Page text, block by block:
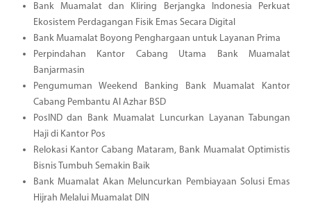
Bank Muamalat dan Kliring Berjangka Indonesia Perkuat
Ekosistem Perdagangan Fisik Emas Secara Digital
Bank Muamalat Boyong Penghargaan untuk Layanan Prima
Perpindahan Kantor Cabang Utama Bank Muamalat
Banjarmasin
Pengumuman Weekend Banking Bank Muamalat Kantor
Cabang Pembantu Al Azhar BSD
PosIND dan Bank Muamalat Luncurkan Layanan Tabungan
Haji di Kantor Pos
Relokasi Kantor Cabang Mataram, Bank Muamalat Optimistis
Bisnis Tumbuh Semakin Baik
Bank Muamalat Akan Meluncurkan Pembiayaan Solusi Emas
Hijrah Melalui Muamalat DIN